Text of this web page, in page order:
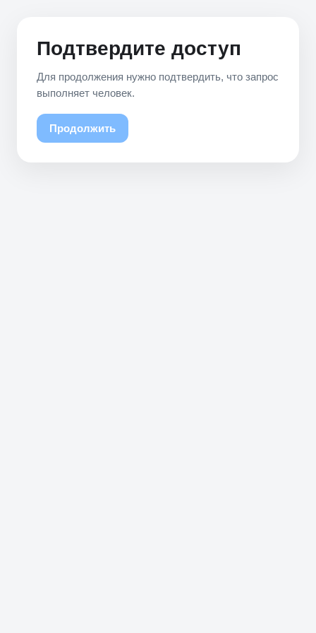
Подтвердите доступ
Для продолжения нужно подтвердить, что запрос
выполняет человек.
Продолжить